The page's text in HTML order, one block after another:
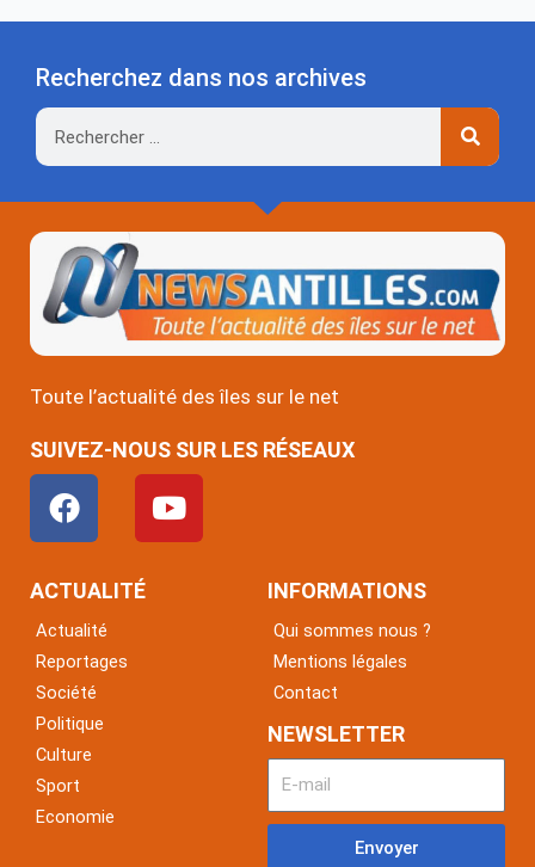
Recherchez dans nos archives
Rechercher
Toute l’actualité des îles sur le net
SUIVEZ-NOUS SUR LES RÉSEAUX
F
a
c
e
o
o
k
Y
o
u
ACTUALITÉ
Actualité
Reportages
Société
Politique
Culture
Sport
Economie
INFORMATIONS
Qui sommes nous ?
Mentions légales
Contact
NEWSLETTER
Envoyer